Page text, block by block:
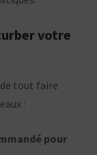
votre
de tout faire
:
pour